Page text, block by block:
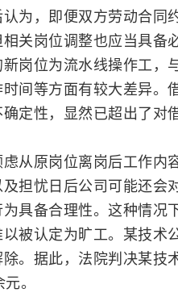
为，即便双方劳动合同
关岗位调整也应当具备
岗位为流水线操作工，
间等方面有较大差异。
定性，显然已超出了对
原岗位离岗后工作内
担忧日后公司可能还会
具备合理性。这种情况
被认定为旷工。某技术
。 据此，法院判决某技
。